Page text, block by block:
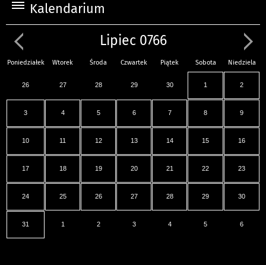
Kalendarium
Lipiec 0766
Poniedziałek Wtorek Środa Czwartek Piątek Sobota Niedziela
26 27 28 29 30 1 2
3 4 5 6 7 8 9
10 11 12 13 14 15 16
17 18 19 20 21 22 23
24 25 26 27 28 29 30
31 1 2 3 4 5 6